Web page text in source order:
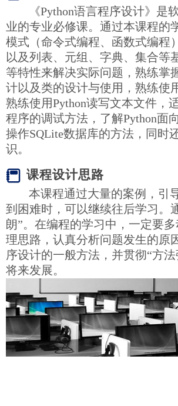
《Python语言程序设计》
业的专业必修课。通过本课程的
模式（命令式编程、函数式编程
以及列表、元组、字典、集合等
等特性来解决实际问题，熟练掌
计以及类的设计与使用，熟练使
熟练使用Python读写文本文件，
程序的调试方法，了解Python面
操作SQLite数据库的方法，同时
识。
课程设计思路
本课程通过大量的案例，引
到困难时，可以继续往后学习。
朗”。在编程的学习中，一定要
理思路，认真分析问题发生的原
序设计的一般方法，并贯彻“方
将来发展。